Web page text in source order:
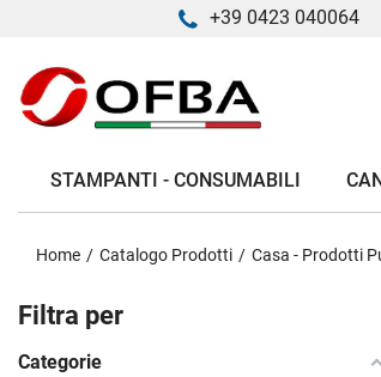
+39 0423 040064
STAMPANTI - CONSUMABILI
Home Catalogo Prodotti Casa - Prodotti
Filtra per
Categorie